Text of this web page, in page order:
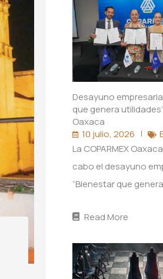
Desayuno
que genera utilidades”
Oaxaca
10 julio, 2026
La COPARMEX
cabo el desayuno
“Bienestar que
Read More